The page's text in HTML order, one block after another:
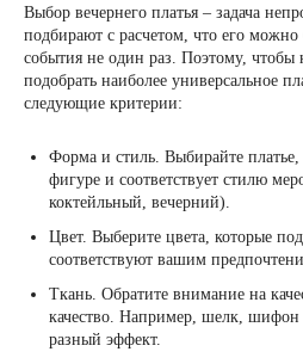
Выбор вечернего платья – задача
подбирают с расчетом, что его можно
события не один раз. Поэтому, чтобы
подобрать наиболее универсальное
следующие критерии:
Форма и стиль. Выбирайте
фигуре и соответствует стилю
коктейльный, вечерний).
Цвет. Выберите цвета, которые
соответствуют вашим
Ткань. Обратите внимание на
качество. Например, шелк, шифон
разный эффект.